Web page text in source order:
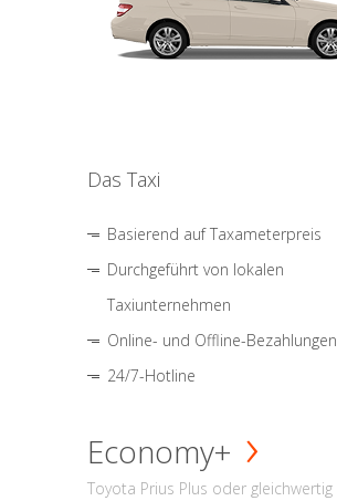
Das Taxi
Basierend auf Taxameterpreis
Durchgeführt von lokalen
Taxiunternehmen
Online- und Offline-Bezahlungen
24/7-Hotline
Economy+
Toyota Prius Plus oder gleichwertig